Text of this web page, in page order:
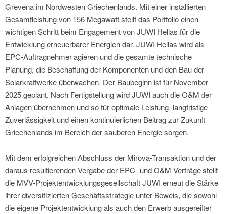
Grevena im Nordwesten Griechenlands. Mit einer installierten
Gesamtleistung von 156 Megawatt stellt das Portfolio einen
wichtigen Schritt beim Engagement von JUWI Hellas für die
Entwicklung erneuerbarer Energien dar. JUWI Hellas wird als
EPC-Auftragnehmer agieren und die gesamte technische
Planung, die Beschaffung der Komponenten und den Bau der
Solarkraftwerke überwachen. Der Baubeginn ist für November
2025 geplant. Nach Fertigstellung wird JUWI auch die O&M der
Anlagen übernehmen und so für optimale Leistung, langfristige
Zuverlässigkeit und einen kontinuierlichen Beitrag zur Zukunft
Griechenlands im Bereich der sauberen Energie sorgen.
Mit dem erfolgreichen Abschluss der Mirova-Transaktion und der
daraus resultierenden Vergabe der EPC- und O&M-Verträge stellt
die MVV-Projektentwicklungsgesellschaft JUWI erneut die Stärke
ihrer diversifizierten Geschäftsstrategie unter Beweis, die sowohl
die eigene Projektentwicklung als auch den Erwerb ausgereifter